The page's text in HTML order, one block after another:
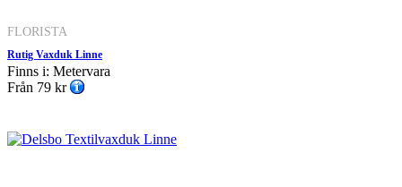
FLORISTA
Rutig Vaxduk Linne
Finns i: Metervara
Från 79 kr